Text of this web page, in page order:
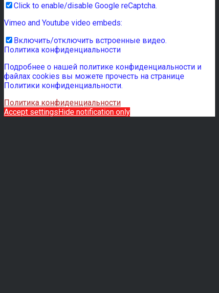
Click to enable/disable Google reCaptcha.
Vimeo and Youtube video embeds:
Включить/отключить встроенные видео.
Политика конфиденциальности
Подробнее о нашей политике конфиденциальности и
файлах cookies вы можете прочесть на странице
Политики конфиденциальности.
Политика конфиденциальности
Accept settingsHide notification only